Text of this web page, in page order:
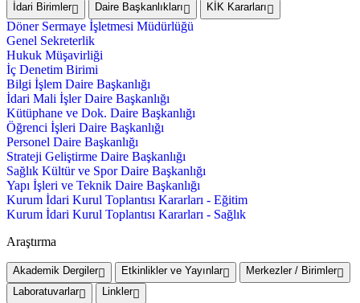
İdari Birimler Daire Başkanlıkları KİK Kararları
Döner Sermaye İşletmesi Müdürlüğü
Genel Sekreterlik
Hukuk Müşavirliği
İç Denetim Birimi
Bilgi İşlem Daire Başkanlığı
İdari Mali İşler Daire Başkanlığı
Kütüphane ve Dok. Daire Başkanlığı
Öğrenci İşleri Daire Başkanlığı
Personel Daire Başkanlığı
Strateji Geliştirme Daire Başkanlığı
Sağlık Kültür ve Spor Daire Başkanlığı
Yapı İşleri ve Teknik Daire Başkanlığı
Kurum İdari Kurul Toplantısı Kararları - Eğitim
Kurum İdari Kurul Toplantısı Kararları - Sağlık
Araştırma
Akademik Dergiler Etkinlikler ve Yayınlar
Merkezler / Birimler
Laboratuvarlar
Linkler